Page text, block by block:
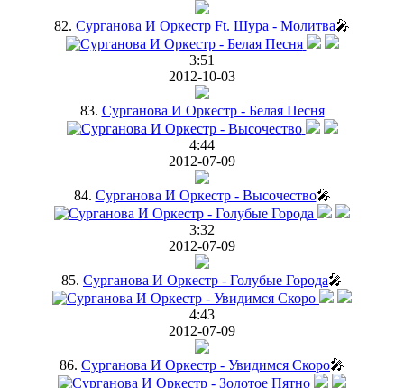
82. Сурганова И Оркестр Ft. Шура - Молитва🎤
3:51
2012-10-03
83. Сурганова И Оркестр - Белая Песня
4:44
2012-07-09
84. Сурганова И Оркестр - Высочество🎤
3:32
2012-07-09
85. Сурганова И Оркестр - Голубые Города🎤
4:43
2012-07-09
86. Сурганова И Оркестр - Увидимся Скоро🎤